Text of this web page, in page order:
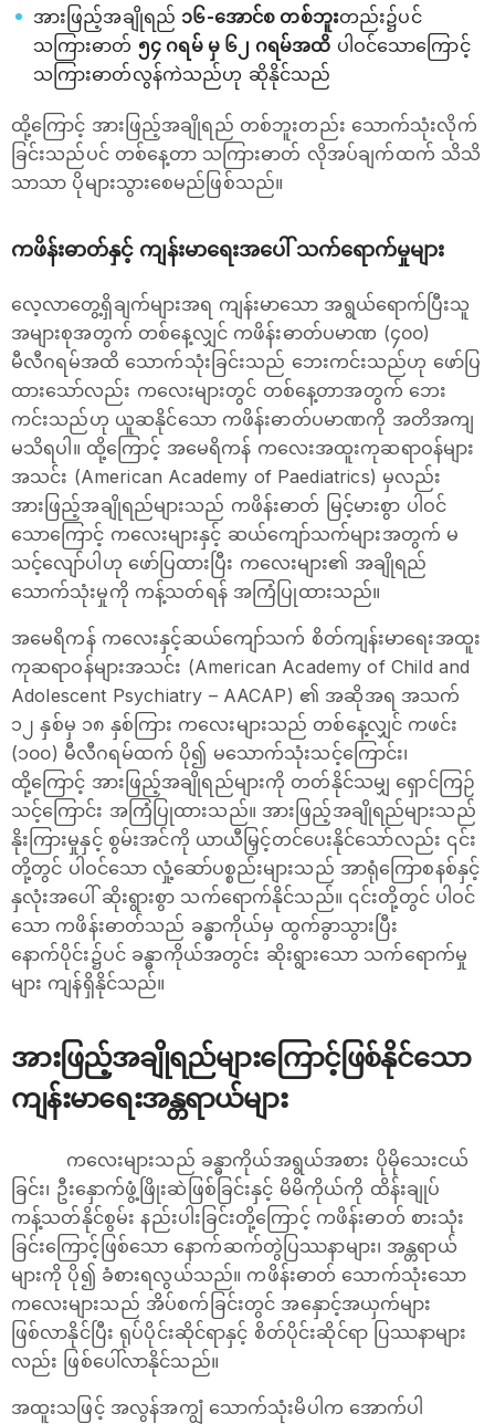
အားဖြည့်အချိုရည် ၁၆-အောင်စ တစ်ဘူးတည်း၌ပင်
သကြားဓာတ် ၅၄ ဂရမ် မှ ၆၂ ဂရမ်အထိ ပါဝင်သောကြောင့်
သကြားဓာတ်လွန်ကဲသည်ဟု ဆိုနိုင်သည်
ထို့ကြောင့် အားဖြည့်အချိုရည် တစ်ဘူးတည်း သောက်သုံးလိုက်
ခြင်းသည်ပင် တစ်နေ့တာ သကြားဓာတ် လိုအပ်ချက်ထက် သိသိ
သာသာ ပိုများသွားစေမည်ဖြစ်သည်။
ကဖိန်းဓာတ်နှင့် ကျန်းမာရေးအပေါ် သက်ရောက်မှုများ
လေ့လာတွေ့ရှိချက်များအရ ကျန်းမာသော အရွယ်ရောက်ပြီးသူ
အများစုအတွက် တစ်နေ့လျှင် ကဖိန်းဓာတ်ပမာဏ (၄၀၀)
မီလီဂရမ်အထိ သောက်သုံးခြင်းသည် ဘေးကင်းသည်ဟု ဖော်ပြ
ထားသော်လည်း ကလေးများတွင် တစ်နေ့တာအတွက် ဘေး
ကင်းသည်ဟု ယူဆနိုင်သော ကဖိန်းဓာတ်ပမာဏကို အတိအကျ
မသိရပါ။ ထို့ကြောင့် အမေရိကန် ကလေးအထူးကုဆရာဝန်များ
အသင်း (American Academy of Paediatrics) မှလည်း
အားဖြည့်အချိုရည်များသည် ကဖိန်းဓာတ် မြင့်မားစွာ ပါဝင်
သောကြောင့် ကလေးများနှင့် ဆယ်ကျော်သက်များအတွက် မ
သင့်လျော်ပါဟု ဖော်ပြထားပြီး ကလေးများ၏ အချိုရည်
သောက်သုံးမှုကို ကန့်သတ်ရန် အကြံပြုထားသည်။
အမေရိကန် ကလေးနှင့်ဆယ်ကျော်သက် စိတ်ကျန်းမာရေးအထူး
ကုဆရာဝန်များအသင်း (American Academy of Child and
Adolescent Psychiatry – AACAP) ၏ အဆိုအရ အသက်
၁၂ နှစ်မှ ၁၈ နှစ်ကြား ကလေးများသည် တစ်နေ့လျှင် ကဖင်း
(၁၀၀) မီလီဂရမ်ထက် ပို၍ မသောက်သုံးသင့်ကြောင်း၊
ထို့ကြောင့် အားဖြည့်အချိုရည်များကို တတ်နိုင်သမျှ ရှောင်ကြဉ်
သင့်ကြောင်း အကြံပြုထားသည်။ အားဖြည့်အချိုရည်များသည်
နိုးကြားမှုနှင့် စွမ်းအင်ကို ယာယီမြှင့်တင်ပေးနိုင်သော်လည်း ၎င်း
တို့တွင် ပါဝင်သော လှုံ့ဆော်ပစ္စည်းများသည် အာရုံကြောစနစ်နှင့်
နှလုံးအပေါ် ဆိုးရွားစွာ သက်ရောက်နိုင်သည်။ ၎င်းတို့တွင် ပါဝင်
သော ကဖိန်းဓာတ်သည် ခန္ဓာကိုယ်မှ ထွက်ခွာသွားပြီး
နောက်ပိုင်း၌ပင် ခန္ဓာကိုယ်အတွင်း ဆိုးရွားသော သက်ရောက်မှု
များ ကျန်ရှိနိုင်သည်။
အားဖြည့်အချိုရည်များကြောင့်ဖြစ်နိုင်သော
ကျန်းမာရေးအန္တရာယ်များ
ကလေးများသည် ခန္ဓာကိုယ်အရွယ်အစား ပိုမိုသေးငယ်
ခြင်း၊ ဦးနှောက်ဖွံ့ဖြိုးဆဲဖြစ်ခြင်းနှင့် မိမိကိုယ်ကို ထိန်းချုပ်
ကန့်သတ်နိုင်စွမ်း နည်းပါးခြင်းတို့ကြောင့် ကဖိန်းဓာတ် စားသုံး
ခြင်းကြောင့်ဖြစ်သော နောက်ဆက်တွဲပြဿနာများ၊ အန္တရာယ်
များကို ပို၍ ခံစားရလွယ်သည်။ ကဖိန်းဓာတ် သောက်သုံးသော
ကလေးများသည် အိပ်စက်ခြင်းတွင် အနှောင့်အယှက်များ
ဖြစ်လာနိုင်ပြီး ရုပ်ပိုင်းဆိုင်ရာနှင့် စိတ်ပိုင်းဆိုင်ရာ ပြဿနာများ
လည်း ဖြစ်ပေါ်လာနိုင်သည်။
အထူးသဖြင့် အလွန်အကျွံ သောက်သုံးမိပါက အောက်ပါ